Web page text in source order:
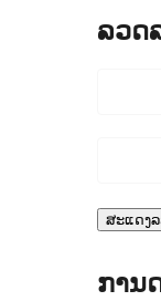
ລວດ
ສະແດງ
ການ